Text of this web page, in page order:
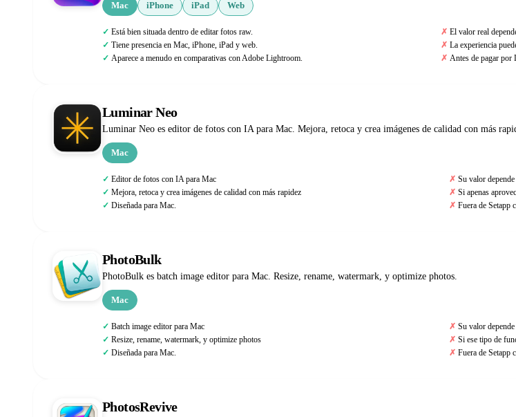
Mac iPhone iPad Web
Está bien situada dentro de editar fotos raw.
Tiene presencia en Mac, iPhone, iPad y web.
Aparece a menudo en comparativas con Adobe Lightroom.
El valor real
La experiencia
Antes de pagar por
Luminar Neo
Luminar Neo es editor de fotos con IA para Mac. Mejora, retoca y crea imágenes de calidad con más
Mac
Editor de fotos con IA para Mac
Mejora, retoca y crea imágenes de calidad con más rapidez
Diseñada para Mac.
Su valor
Si apenas
Fuera de Setapp
PhotoBulk
PhotoBulk es batch image editor para Mac. Resize, rename, watermark, y optimize photos.
Mac
Batch image editor para Mac
Resize, rename, watermark, y optimize photos
Diseñada para Mac.
Su valor
Si ese tipo de
Fuera de Setapp
PhotosRevive